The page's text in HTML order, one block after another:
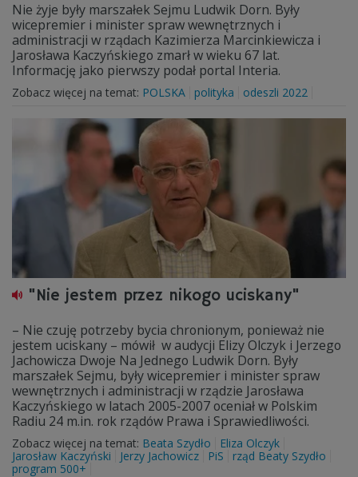
Nie żyje były marszałek Sejmu Ludwik Dorn. Były
wicepremier i minister spraw wewnętrznych i
administracji w rządach Kazimierza Marcinkiewicza i
Jarosława Kaczyńskiego zmarł w wieku 67 lat.
Informację jako pierwszy podał portal Interia.
Zobacz więcej na temat: POLSKA polityka odeszli 2022
"Nie jestem przez nikogo uciskany"
– Nie czuję potrzeby bycia chronionym, ponieważ nie
jestem uciskany – mówił w audycji Elizy Olczyk i Jerzego
Jachowicza Dwoje Na Jednego Ludwik Dorn. Były
marszałek Sejmu, były wicepremier i minister spraw
wewnętrznych i administracji w rządzie Jarosława
Kaczyńskiego w latach 2005-2007 oceniał w Polskim
Radiu 24 m.in. rok rządów Prawa i Sprawiedliwości.
Zobacz więcej na temat: Beata Szydło
Eliza Olczyk
Jarosław Kaczyński
Jerzy Jachowicz PiS
rząd Beaty Szydło
program 500+